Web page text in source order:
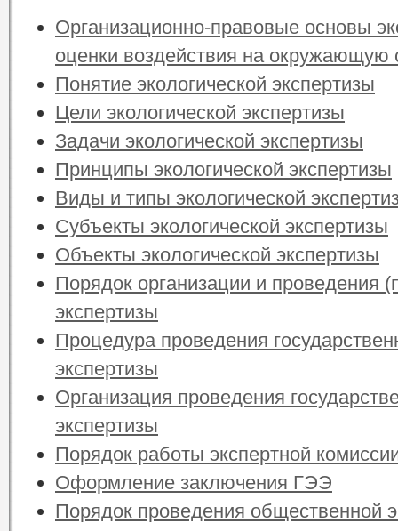
Организационно-правовые основы
оценки воздействия на окружающую
Понятие экологической экспертизы
Цели экологической экспертизы
Задачи экологической экспертизы
Принципы экологической экспертизы
Виды и типы экологической
Субъекты экологической экспертизы
Объекты экологической экспертизы
Порядок организации и проведения
экспертизы
Процедура проведения
экспертизы
Организация проведения
экспертизы
Порядок работы экспертной
Оформление заключения ГЭЭ
Порядок проведения общественной